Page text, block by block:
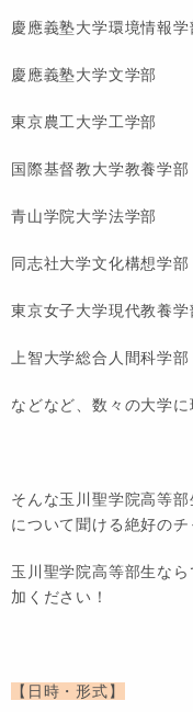
慶應義塾大学環境情報学
慶應義塾大学文学部
東京農工大学工学部
国際基督教大学教養学部
青山学院大学法学部
同志社大学文化構想学部
東京女子大学現代教養学
上智大学総合人間科学部
などなど、数々の大学
そんな玉川聖学院高等
について聞ける絶好のチ
玉川聖学院高等部生な
加ください！
【日時・形式】